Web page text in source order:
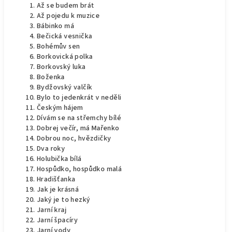
Až se budem brát
Až pojedu k muzice
Bábinko má
Bečická vesnička
Bohémův sen
Borkovická polka
Borkovský luka
Boženka
Bydžovský valčík
Bylo to jedenkrát v neděli
Českým hájem
Dívám se na střemchy bílé
Dobrej večír, má Mařenko
Dobrou noc, hvězdičky
Dva roky
Holubička bílá
Hospůdko, hospůdko malá
Hradišťanka
Jak je krásná
Jaký je to hezký
Jarní kraj
Jarní špacíry